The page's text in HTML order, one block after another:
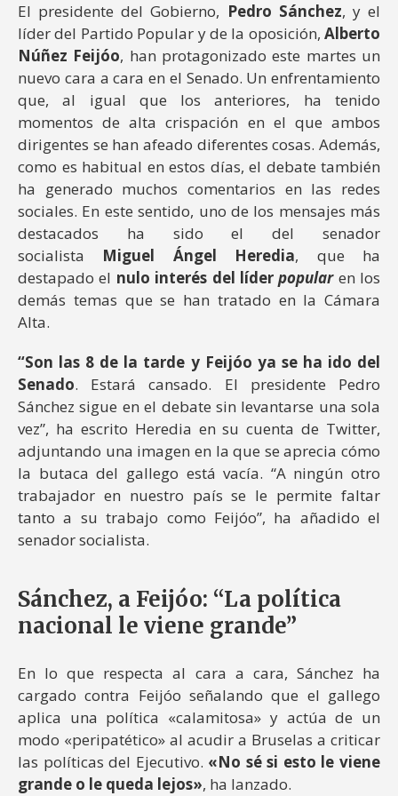
El presidente del Gobierno, Pedro Sánchez, y el
líder del Partido Popular y de la oposición, Alberto
Núñez Feijóo, han protagonizado este martes un
nuevo cara a cara en el Senado. Un enfrentamiento
que, al igual que los anteriores, ha tenido
momentos de alta crispación en el que ambos
dirigentes se han afeado diferentes cosas. Además,
como es habitual en estos días, el debate también
ha generado muchos comentarios en las redes
sociales. En este sentido, uno de los mensajes más
destacados ha sido el del senador
socialista Miguel Ángel Heredia, que ha
destapado el nulo interés del líderpopular en los
demás temas que se han tratado en la Cámara
Alta.
“Son las 8 de la tarde y Feijóo ya se ha ido del
Senado. Estará cansado. El presidente Pedro
Sánchez sigue en el debate sin levantarse una sola
vez”, ha escrito Heredia en su cuenta de Twitter,
adjuntando una imagen en la que se aprecia cómo
la butaca del gallego está vacía. “A ningún otro
trabajador en nuestro país se le permite faltar
tanto a su trabajo como Feijóo”, ha añadido el
senador socialista.
Sánchez, a Feijóo: “La política
nacional le viene grande”
En lo que respecta al cara a cara, Sánchez ha
cargado contra Feijóo señalando que el gallego
aplica una política «calamitosa» y actúa de un
modo «peripatético» al acudir a Bruselas a criticar
las políticas del Ejecutivo. «No sé si esto le viene
grande o le queda lejos», ha lanzado.